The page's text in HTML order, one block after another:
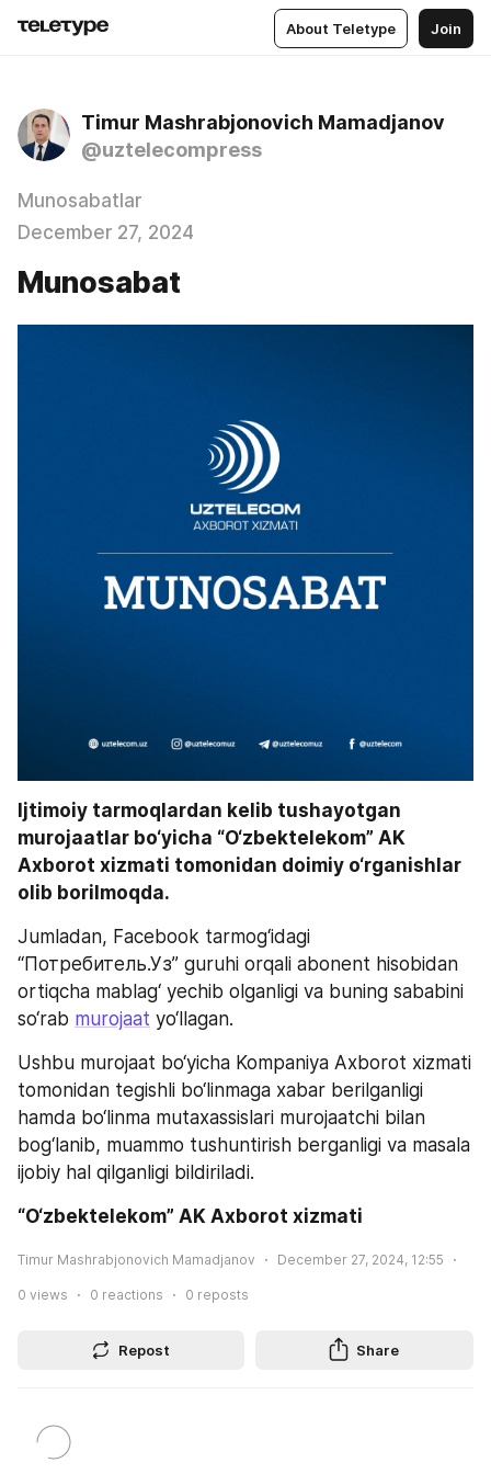
About Teletype Join
Timur Mashrabjonovich Mamadjanov
@uztelecompress
Munosabatlar
December 27, 2024
Munosabat
Ijtimoiy tarmoqlardan kelib tushayotgan
murojaatlar bo‘yicha “O‘zbektelekom” AK
Axborot xizmati tomonidan doimiy o‘rganishlar
olib borilmoqda.
Jumladan, Facebook tarmog‘idagi
“Потребитель.Уз” guruhi orqali abonent hisobidan
ortiqcha mablag‘ yechib olganligi va buning sababini
so‘rab murojaat yo‘llagan.
Ushbu murojaat bo‘yicha Kompaniya Axborot xizmati
tomonidan tegishli bo‘linmaga xabar berilganligi
hamda bo‘linma mutaxassislari murojaatchi bilan
bog‘lanib, muammo tushuntirish berganligi va masala
ijobiy hal qilganligi bildiriladi.
“O‘zbektelekom” AK Axborot xizmati
Timur Mashrabjonovich Mamadjanov December 27, 2024, 12:55
0 views 0 reactions 0 reposts
Repost Share